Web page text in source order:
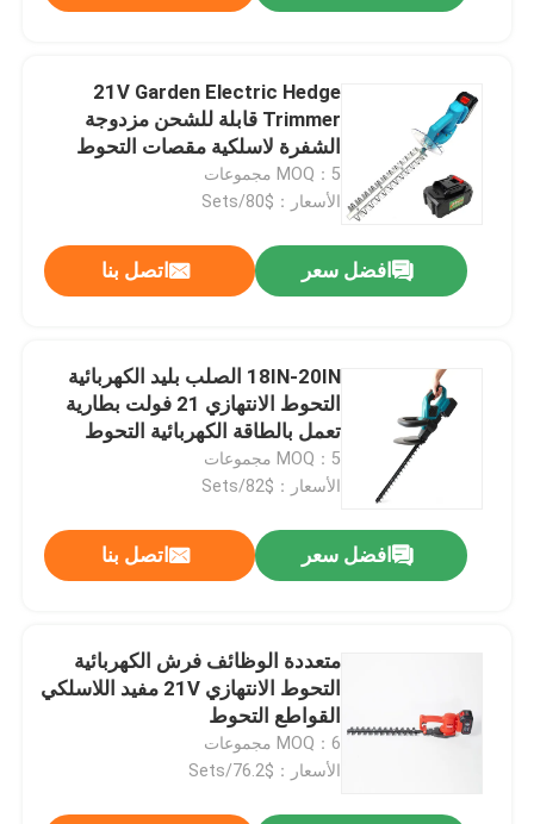
المنزل
فيديوهات
21V Garden Electric Hedge
Trimmer قابلة للشحن مزدوجة
الشفرة لاسلكية مقصات التحوط
MOQ：5 مجموعات
الأسعار：$80/Sets
افضل سعر اتصل بنا
18IN-20IN الصلب بليد الكهربائية
التحوط الانتهازي 21 فولت بطارية
تعمل بالطاقة الكهربائية التحوط
الانتهازي
MOQ：5 مجموعات
الأسعار：$82/Sets
افضل سعر اتصل بنا
متعددة الوظائف فرش الكهربائية
التحوط الانتهازي 21V مفيد اللاسلكي
القواطع التحوط
MOQ：6 مجموعات
الأسعار：$76.2/Sets